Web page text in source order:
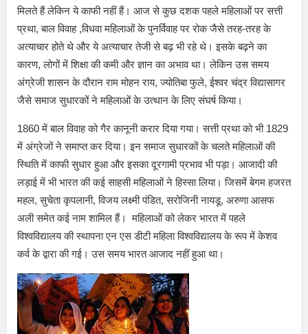
मिलते हैं लेकिन ये काफी नहीं हैं। आज से कुछ दशक पहले महिलाओं पर सत्ती
प्रथा, बाल विवाह ,विधवा महिलाओं के पुनर्विवाह पर रोक जैसे तरह-तरह के
अत्याचार होते थे और ये अत्याचार तेजी से बढ़ भी रहे थे। इसके बढ़ने का
कारण, लोगों में शिक्षा की कमी और ज्ञान का अभाव था। लेकिन उस समय
अंग्रेजी शासन के दौरान राम मोहन राय, ज्योतिबा फुले, ईश्वर चंद्र विद्यासागर
जैसे समाज सुधारकों ने महिलाओं के उत्थान के लिए संघर्ष किया।
1860 में बाल विवाह को गैर कानूनी करार दिया गया। सत्ती प्रथा को भी 1829
में अंग्रेजों ने समाप्त कर दिया। इन समाज सुधारकों के चलते महिलाओं की
स्थिति में काफी सुधार हुआ और इसका दूरगामी प्रभाव भी पड़ा। आजादी की
लड़ाई में भी भारत की कई साहसी महिलाओं ने हिस्सा लिया। जिसमें बेगम हजरत
महल, सुचेता कृपलानी, विजय लक्ष्मी पंडित, सरोजिनी नायडू, अरुणा आसफ
अली समेत कई नाम शामिल हैं। महिलाओं को लेकर भारत में पहले
विश्वविद्यालय की स्थापना एन एस डीटी महिला विश्वविद्यालय के रूप में केशव
कर्व के द्वारा की गई। उस समय भारत आजाद नहीं हुआ था।